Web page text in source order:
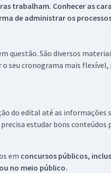
trabalham. Conhecer as
de administrar os
questão. São diversos
cronograma mais flexível,
do edital até as informações
estudar bons conteúdos
em concursos públicos,
no meio público.